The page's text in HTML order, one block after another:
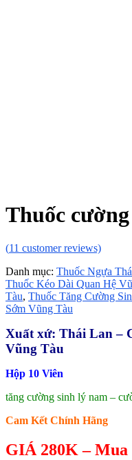
Thuốc
(11 customer reviews)
Danh mục: Thuốc Ngựa
Thuốc Kéo Dài Quan Hệ
Tàu, Thuốc Tăng Cường
Sớm Vũng Tàu
Xuất xứ: Thái Lan –
Vũng Tàu
Hộp 10 Viên
tăng cường sinh lý nam –
Cam Kết Chính Hãng
GIÁ 280K – Mua